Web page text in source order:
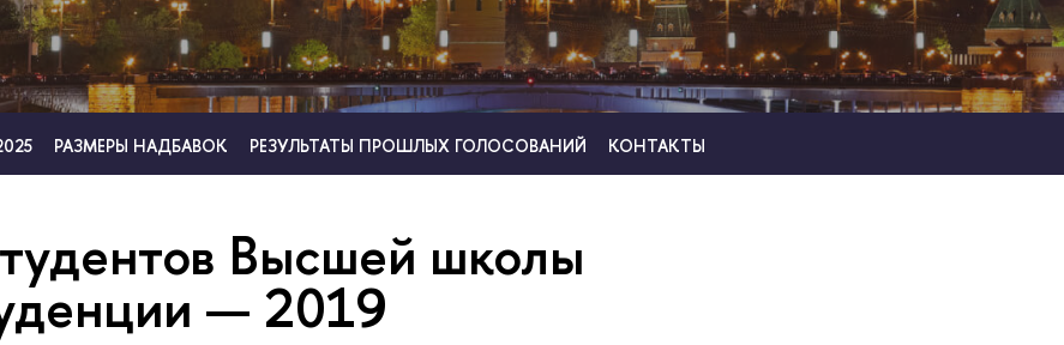
РАЗМЕРЫ НАДБАВОК РЕЗУЛЬТАТЫ ПРОШЛЫХ ГОЛОСОВАНИЙ КОНТАКТЫ
Высшей школы
— 2019